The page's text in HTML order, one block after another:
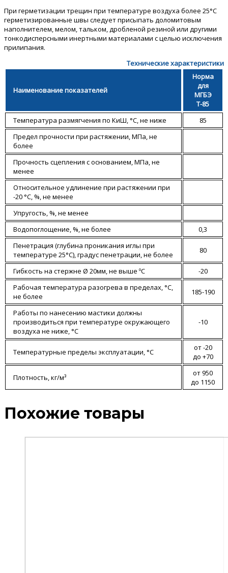
При герметизации трещин при температуре воздуха более 25°С
герметизированные швы следует присыпать доломитовым
наполнителем, мелом, тальком, дробленой резиной или другими
тонкодисперсными инертными материалами с целью исключения
прилипания.
Технические характеристики
Наименование показателей
Норма
для
МГБЭ
Т-85
Температура размягчения по КиШ, °С, не ниже
85
Предел прочности при растяжении, МПа, не
более
Прочность сцепления с основанием, МПа, не
менее
Относительное удлинение при растяжении при
-20 °С, %, не менее
Упругость, %, не менее
Водопоглощение, %, не более
0,3
Пенетрация (глубина проникания иглы при
температуре 25°С), градус пенетрации, не более
80
Гибкость на стержне Ø 20мм, не выше ºС
-20
Рабочая температура разогрева в пределах, °С,
не более
185-190
Работы по нанесению мастики должны
производиться при температуре окружающего
воздуха не ниже, °С
-10
Температурные пределы эксплуатации, °С
от -20
до +70
Плотность, кг/м³
от 950
до 1150
Похожие товары